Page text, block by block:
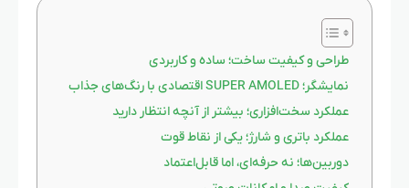
طراحی و کیفیت ساخت؛ ساده و کاربردی
نمایشگر؛ SUPER AMOLED اقتصادی با رنگ‌های جذاب
عملکرد سخت‌افزاری؛ بیشتر از آنچه انتظار دارید
عملکرد باتری و شارژ؛ یکی از نقاط قوت
دوربین‌ها؛ نه حرفه‌ای، اما قابل‌اعتماد